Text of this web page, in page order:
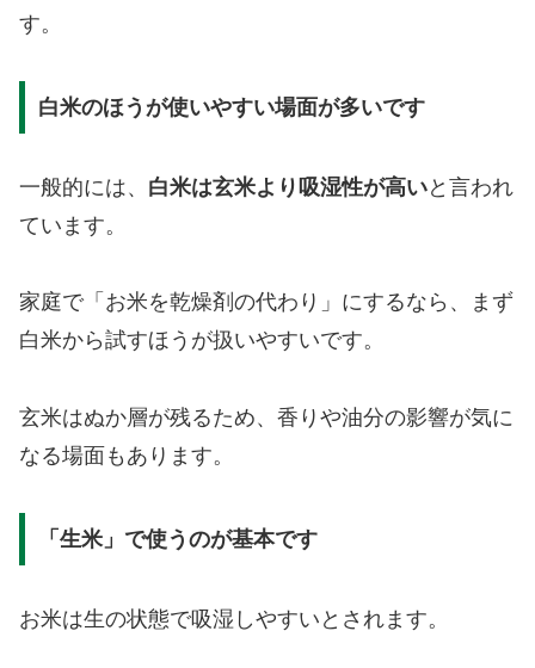
す。
白米のほうが使いやすい場面が多いです
一般的には、 白米は玄米より吸湿性が高いと言われ
ています。
家庭で「お米を乾燥剤の代わり」にするなら、まず
白米から試すほうが扱いやすいです。
玄米はぬか層が残るため、香りや油分の影響が気に
なる場面もあります。
「生米」で使うのが基本です
お米は生の状態で吸湿しやすいとされます。